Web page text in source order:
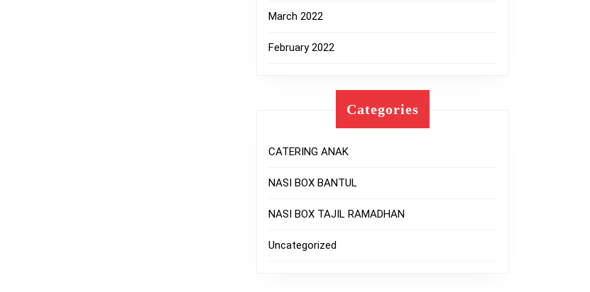
March 2022
February 2022
Categories
CATERING ANAK
NASI BOX BANTUL
NASI BOX TAJIL RAMADHAN
Uncategorized